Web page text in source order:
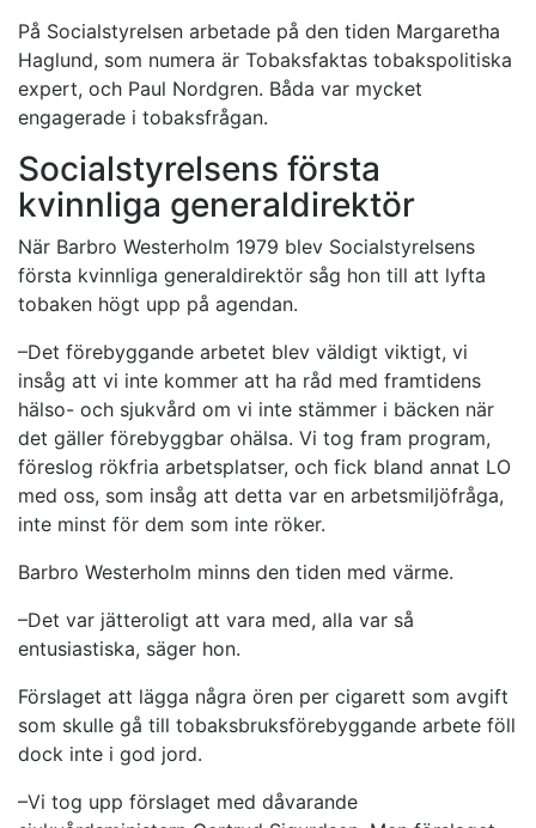
På Socialstyrelsen arbetade på den tiden Margaretha
Haglund, som numera är Tobaksfaktas tobakspolitiska
expert, och Paul Nordgren. Båda var mycket
engagerade i tobaksfrågan.
Socialstyrelsens första
kvinnliga generaldirektör
När Barbro Westerholm 1979 blev Socialstyrelsens
första kvinnliga generaldirektör såg hon till att lyfta
tobaken högt upp på agendan.
–Det förebyggande arbetet blev väldigt viktigt, vi
insåg att vi inte kommer att ha råd med framtidens
hälso- och sjukvård om vi inte stämmer i bäcken när
det gäller förebyggbar ohälsa. Vi tog fram program,
föreslog rökfria arbetsplatser, och fick bland annat LO
med oss, som insåg att detta var en arbetsmiljöfråga,
inte minst för dem som inte röker.
Barbro Westerholm minns den tiden med värme.
–Det var jätteroligt att vara med, alla var så
entusiastiska, säger hon.
Förslaget att lägga några ören per cigarett som avgift
som skulle gå till tobaksbruksförebyggande arbete föll
dock inte i god jord.
–Vi tog upp förslaget med dåvarande